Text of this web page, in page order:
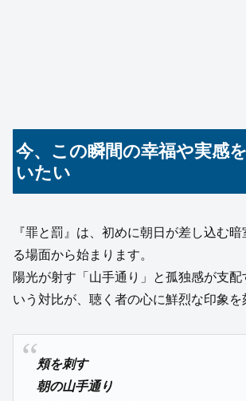
今、この瞬間の幸福や実感
いたい
『罪と罰』は、初めに朝日が差し込む
る場面から始まります。
陽光が射す「山手通り」と孤独感が支配
いう対比が、聴く者の心に鮮烈な印象を
頬を刺す
朝の山手通り